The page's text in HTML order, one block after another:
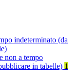
indeterminato (da
non a tempo
in tabelle) 1